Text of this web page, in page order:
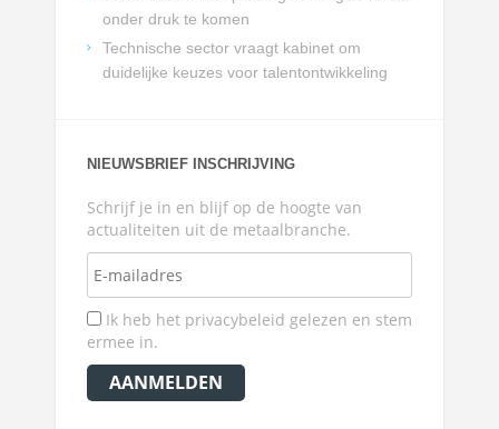
onder druk te komen
Technische sector vraagt kabinet om
duidelijke keuzes voor talentontwikkeling
NIEUWSBRIEF INSCHRIJVING
Schrijf je in en blijf op de hoogte van
actualiteiten uit de metaalbranche.
Ik heb het privacybeleid gelezen en stem
ermee in.